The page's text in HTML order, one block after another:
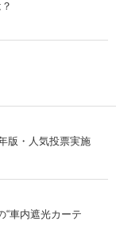
版・人気投票実施
“車内遮光カーテ